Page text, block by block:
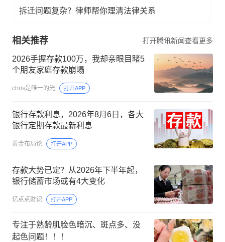
拆迁问题复杂？律师帮你理清法律关系
相关推荐 打开腾讯新闻查看更多
2026手握存款100万，我却亲眼目睹5
个朋友家庭存款崩塌
chris是唯一的光 打开APP
银行存款利息，2026年8月6日，各大
银行定期存款最新利息
黄金布局论 打开APP
存款大势已定？从2026年下半年起，
银行储蓄市场或有4大变化
亿点点财识 打开APP
专注于熟龄肌脸色暗沉、斑点多、没
起色问题！！！